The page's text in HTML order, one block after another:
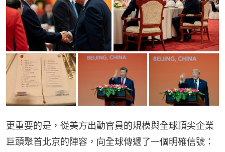
更重要的是，從美方出動官員的規模與全球頂尖企業
巨頭聚首北京的陣容，向全球傳遞了一個明確信號：